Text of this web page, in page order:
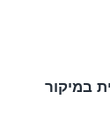
במיקור